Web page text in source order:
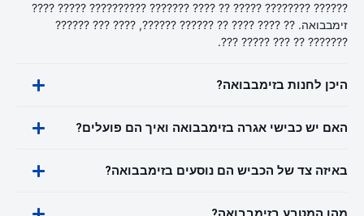
?????? ???????? ????? ?? ???? ??????? ?????????? ????? ????
זימבבואה. ?? ???? ???? ?? ?????? ??????, ???? ??? ??????
??????? ?? ??? ????? ???.
היכן לחנות בזימבבואה?
האם יש כבישי אגרה בזימבבואה ואיך הם פועלים?
באיזה צד של הכביש הם נוסעים בזימבבואה?